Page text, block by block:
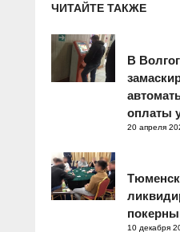
ЧИТАЙТЕ ТАКЖЕ
В
оплаты
20 апреля
10 декабря